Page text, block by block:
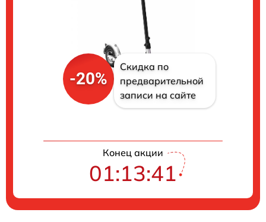
-20%
Скидка по
предварительной
записи на сайте
Конец акции
01:13:40